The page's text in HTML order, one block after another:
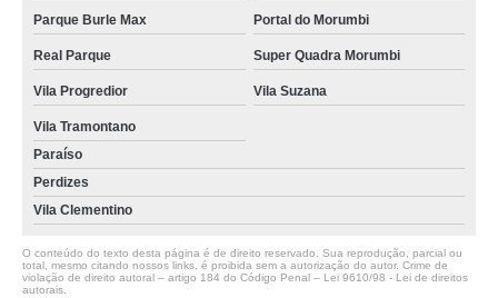
Parque Burle Max Portal do Morumbi
Real Parque Super Quadra Morumbi
Vila Progredior Vila Suzana
Vila Tramontano
Paraíso
Perdizes
Vila Clementino
O conteúdo do texto desta página é de direito reservado. Sua reprodução, parcial ou
total, mesmo citando nossos links, é proibida sem a autorização do autor. Crime de
violação de direito autoral – artigo 184 do Código Penal – Lei 9610/98 - Lei de direitos
autorais